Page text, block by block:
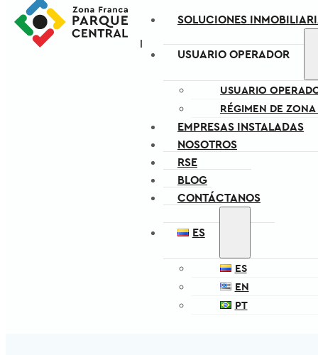
SOLUCIONES
USUARIO OPERADOR
USUARIO
RÉGIMEN DE
EMPRESAS INSTALADAS
NOSOTROS
RSE
BLOG
CONTÁCTANOS
ES
ES
EN
PT